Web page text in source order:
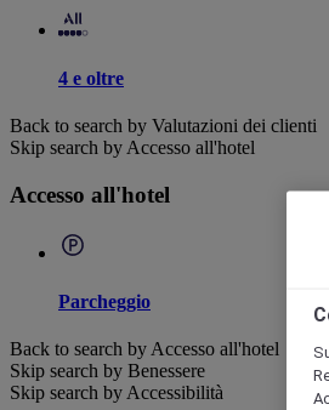
4 e oltre
Back to search by Valutazioni dei clienti
Skip search by Accesso all'hotel
Accesso all'hotel
Parcheggio
Back to search by Accesso all'hotel
Skip search by Benessere
Skip search by Accessibilità